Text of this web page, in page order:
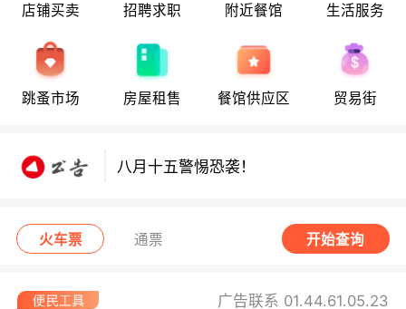
店铺买卖 招聘求职 附近餐馆 生活服务
跳蚤市场 房屋租售 餐馆供应区 贸易街
八月十五警惕恐袭！
八月十五警惕恐袭！
八月十五警惕恐袭！
火车票 通票 开始查询
广告联系 01.44.61.05.23